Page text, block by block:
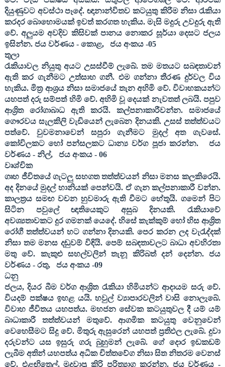
දියුණුවට අවස්ථා පෑදේ. ඥානාන්විතව කටයුතු කිරීම නිසා රැකියා
කරදර බොහොමයක් ඉවත් කරගත හැකිය. මැසි මදුරු උවදුරු ඇති
වේ. අලුයම අවදිව කිසිවක් පානය නොකර සූර්යා දෙසට ජලය
ඉසින්න. ජය වර්ණය - කොළ, ජය අංකය -05
තුලා
රැකියාවල නියුතු අයට උසස්වීම් ලැබේ. තම මතයට සබඳතාවන්
ඇති කර ගැනීමට උත්සාහ ගනී. එම ගන්නා තීරණ දුර්වල විය
හැකිය. මිත්‍ර ආශ්‍රය නිසා සමාජයේ තැන අහිමි වේ. විවාහකයන්ට
යහපත් දරු සම්පත් හිමි වේ. අහිමි වූ දෙයක් නැවතත් ලබයි. පපුව
ආශ්‍රිත රෝගාබාධ ඇති කරයි. කල්පනාකාරීවන්න. සමාජයේ
ගෞරවය සැලකිලි වැඩියෙන් ලැබෙන දිනයකි. උසස් තත්ත්වයට
පත්වේ. වුවමනාවෙන් සපුරා ගැනීමට මුදල් අත ගැවසේ.
කෝවිලකට හෝ පන්සලකට ධාන්‍ය වර්ග පූජා කරන්න.
ජය
වර්ණය - නිල්, ජය අංකය - 06
වෘශ්චික
ගෘහ ජීවිතයේ ගැටලු සහගත තත්ත්වයන් නිසා මනස කලකිරෙයි.
අද දිනයේ මුදල් හානියක් පෙන්වයි. ඒ ගැන කල්පනාකාරී වන්න.
කාලත්‍රය සමඟ වචන හුවමාරු ඇති වීමට හේතුයි. ගමෙන් පිට
සිටින පවුලේ ඥාතියෙකුට අසුබ දිනයකි. රැකියාවේ
අවශ්‍යතාවකට දුර ගමනක් යෙදේ. හිසේ කැක්කුම් හෝ හිස ආශ්‍රිත
රෝගී තත්ත්වයන් හට ගන්නා දිනයකි. පෙර කරන ලද වැරැද්දක්
නිසා තම මනස දඬුවම් විඳියි. පෙම් සබඳතාවලට බාධා අවහිරතා
මතු වේ. කැකුළු සහල්වලින් තැනූ කිරිබත් දන් දෙන්න. ජය
වර්ණය - රතු, ජය අංකය -09
ධනු
ජලය,දියර බීම වර්ග ආශ්‍රිත රැකියා හිමියන්ට ආදායම සරු වේ.
වියදම් පක්ෂය ඉහළ යයි. හවුල් ව්‍යාපාරවලින් වාසි නොලැබේ.
විවාහ ජීවිතය යහපත්ය. මහජන සේවක කටයුතුවල දී යම් යම්
බාධාකාරී තත්ත්වයන් මතුවේ. ආගමික කටයුතු වෙනුවෙන්
වෙහෙසීමට සිදු වේ. මිතුරු ඇසුරෙන් යහපත් ප්‍රතිඵල ලැබේ. දුවා
දරුවන්ට යස ඉසුරු ගරු බුහුමන් ලැබේ. ගේ දොර ඉඩකඩම්
ලැබීම අතින් යහපත්ය අධික චිත්තවේග නිසා සිත නිතරම වෙනස්
වේ. එළඟිතෙල්,මුදවාපු කිරි පරිත්‍යාග කරන්න. ජය වර්ණය -